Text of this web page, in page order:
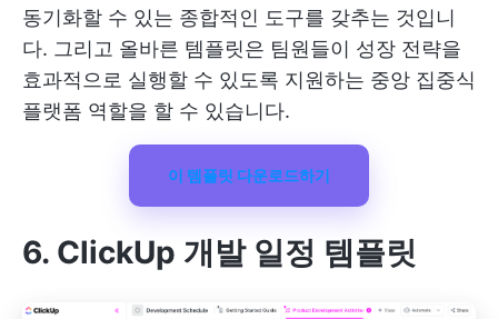
동기화할 수 있는 종합적인 도구를 갖추는 것입니
다. 그리고 올바른 템플릿은 팀원들이 성장 전략을
효과적으로 실행할 수 있도록 지원하는 중앙 집중식
플랫폼 역할을 할 수 있습니다.
이 템플릿 다운로드하기
6. ClickUp 개발 일정 템플릿